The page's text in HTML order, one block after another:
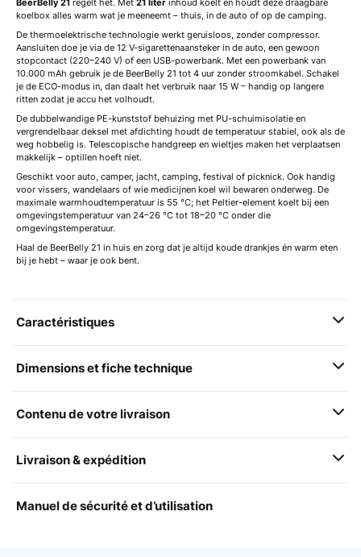
koelbox alles warm wat je meeneemt – thuis, in de auto of op de camping.
De thermoelektrische technologie werkt geruisloos, zonder compressor.
Aansluiten doe je via de 12 V-sigarettenaansteker in de auto, een gewoon
stopcontact (220–240 V) of een USB-powerbank. Met een powerbank van
10.000 mAh gebruik je de BeerBelly 21 tot 4 uur zonder stroomkabel. Schakel
je de ECO-modus in, dan daalt het verbruik naar 15 W – handig op langere
ritten zodat je accu het volhoudt.
De dubbelwandige PE-kunststof behuizing met PU-schuimisolatie en
vergrendelbaar deksel met afdichting houdt de temperatuur stabiel, ook als de
weg hobbelig is. Telescopische handgreep en wieltjes maken het verplaatsen
makkelijk – optillen hoeft niet.
Geschikt voor auto, camper, jacht, camping, festival of picknick. Ook handig
voor vissers, wandelaars of wie medicijnen koel wil bewaren onderweg. De
maximale warmhoudtemperatuur is 55 °C; het Peltier-element koelt bij een
omgevingstemperatuur van 24–26 °C tot 18–20 °C onder die
omgevingstemperatuur.
Haal de BeerBelly 21 in huis en zorg dat je altijd koude drankjes én warm eten
bij je hebt – waar je ook bent.
Caractéristiques
Dimensions et fiche technique
Contenu de votre livraison
Livraison & expédition
Manuel de sécurité et d’utilisation